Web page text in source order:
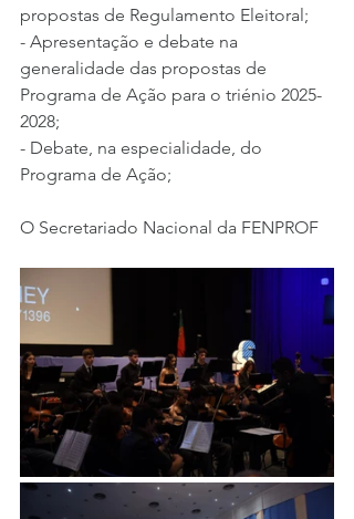
propostas de Regulamento Eleitoral;
- Apresentação e debate na
generalidade das propostas de
Programa de Ação para o triénio 2025-
2028;
- Debate, na especialidade, do
Programa de Ação;
O Secretariado Nacional da FENPROF